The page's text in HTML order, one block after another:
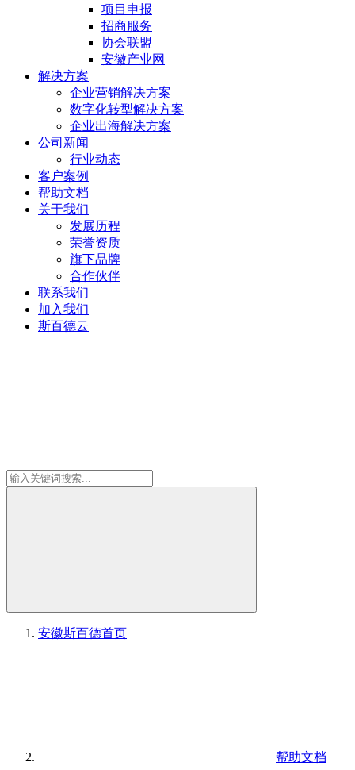
项目申报
招商服务
协会联盟
安徽产业网
解决方案
企业营销解决方案
数字化转型解决方案
企业出海解决方案
公司新闻
行业动态
客户案例
帮助文档
关于我们
发展历程
荣誉资质
旗下品牌
合作伙伴
联系我们
加入我们
斯百德云
安徽斯百德首页
帮助文档